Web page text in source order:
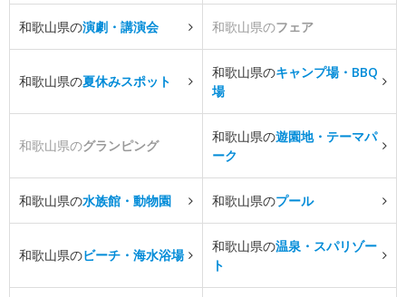
和歌山県の演劇・講演会 和歌山県のフェア
和歌山県の夏休みスポット
和歌山県のキャンプ場・BBQ
場
和歌山県のグランピング
和歌山県の遊園地・テーマパ
ーク
和歌山県の水族館・動物園 和歌山県のプール
和歌山県のビーチ・海水浴場
和歌山県の温泉・スパリゾー
ト